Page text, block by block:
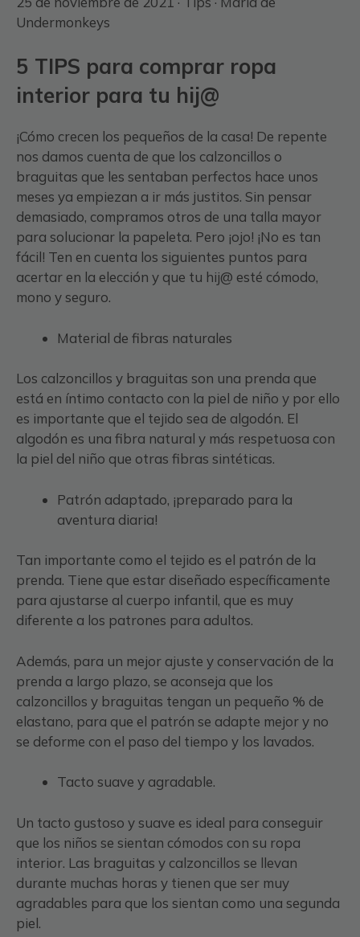
Undermonkeys
5 TIPS para comprar ropa
interior para tu hij@
¡Cómo crecen los pequeños de la casa! De repente
nos damos cuenta de que los calzoncillos o
braguitas que les sentaban perfectos hace unos
meses ya empiezan a ir más justitos. Sin pensar
demasiado, compramos otros de una talla mayor
para solucionar la papeleta. Pero ¡ojo! ¡No es tan
fácil! Ten en cuenta los siguientes puntos para
acertar en la elección y que tu hij@ esté cómodo,
mono y seguro.
Material de fibras naturales
Los calzoncillos y braguitas son una prenda que
está en íntimo contacto con la piel de niño y por ello
es importante que el tejido sea de algodón. El
algodón es una fibra natural y más respetuosa con
la piel del niño que otras fibras sintéticas.
Patrón adaptado, ¡preparado para la
aventura diaria!
Tan importante como el tejido es el patrón de la
prenda. Tiene que estar diseñado específicamente
para ajustarse al cuerpo infantil, que es muy
diferente a los patrones para adultos.
Además, para un mejor ajuste y conservación de la
prenda a largo plazo, se aconseja que los
calzoncillos y braguitas tengan un pequeño % de
elastano, para que el patrón se adapte mejor y no
se deforme con el paso del tiempo y los lavados.
Tacto suave y agradable.
Un tacto gustoso y suave es ideal para conseguir
que los niños se sientan cómodos con su ropa
interior. Las braguitas y calzoncillos se llevan
durante muchas horas y tienen que ser muy
agradables para que los sientan como una segunda
piel.